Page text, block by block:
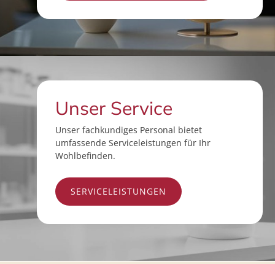
Unser Service
Unser fachkundiges Personal bietet
umfassende Serviceleistungen für Ihr
Wohlbefinden.
SERVICELEISTUNGEN